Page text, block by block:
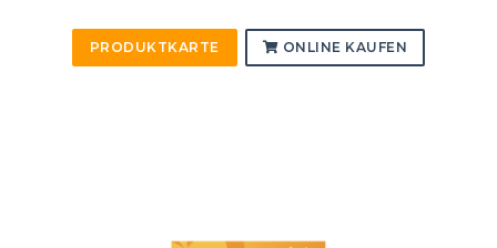
PRODUKTKARTE ONLINE KAUFEN